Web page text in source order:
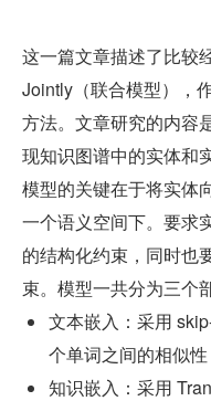
这一篇文章描述了比较
Jointly（联合模型），
方法。文章研究的内容
现知识图谱中的实体和
模型的关键在于将实体
一个语义空间下。要求
的结构化约束，同时也
束。模型一共分为三个
文本嵌入：采用
个单词之间的相似
知识嵌入：采用